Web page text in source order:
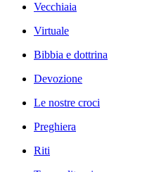
Vecchiaia
Virtuale
Bibbia e dottrina
Devozione
Le nostre croci
Preghiera
Riti